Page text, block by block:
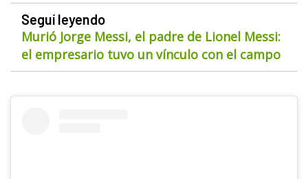
Seguí leyendo
Murió Jorge Messi, el padre de Lionel Messi:
el empresario tuvo un vínculo con el campo